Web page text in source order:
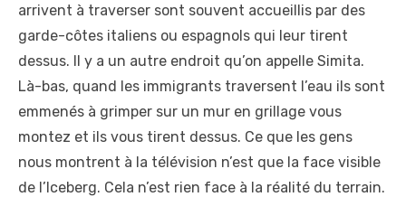
arrivent à traverser sont souvent accueillis par des
garde-côtes italiens ou espagnols qui leur tirent
dessus. Il y a un autre endroit qu’on appelle Simita.
Là-bas, quand les immigrants traversent l’eau ils sont
emmenés à grimper sur un mur en grillage vous
montez et ils vous tirent dessus. Ce que les gens
nous montrent à la télévision n’est que la face visible
de l’Iceberg. Cela n’est rien face à la réalité du terrain.